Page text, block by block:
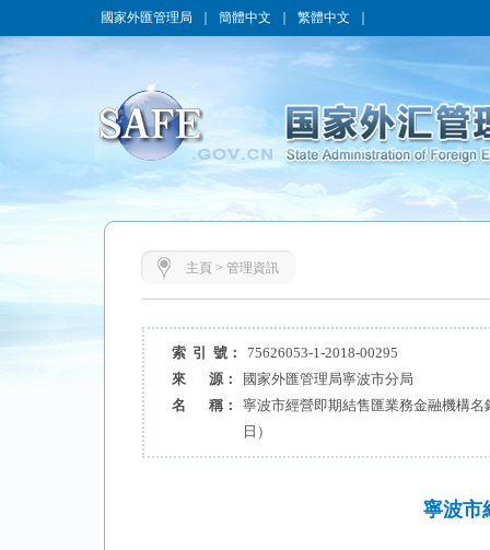
國家外匯管理局 簡體中文 繁體中文
主頁 > 管理資訊
索 引 號：
75626053-1-2018-00295
來 源：
國家外匯管理局寧波市分局
名 稱：
寧波市經營即期結售匯業務金融機構名
日）
寧波市